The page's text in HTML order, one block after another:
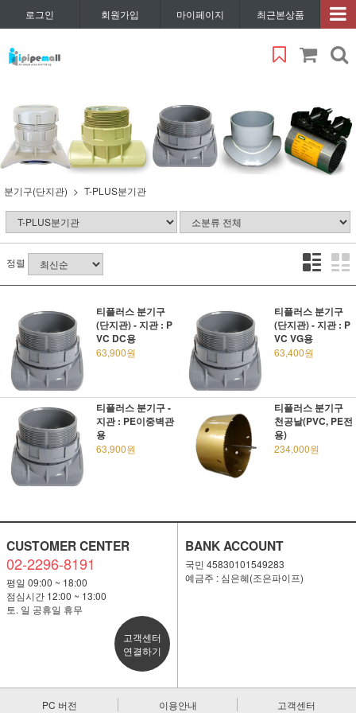
로그인 회원가입 마이페이지 최근본상품
분기구(단지관) T-PLUS분기관
정렬
티플러스 분기구
(단지관) - 지관 : P
VC DC용
63,900원
티플러스 분기구
(단지관) - 지관 : P
VC VG용
63,400원
티플러스 분기구 -
지관 : PE이중벽관
용
63,900원
티플러스 분기구
천공날(PVC, PE전
용)
234,000원
CUSTOMER CENTER
02-2296-8191
평일 09:00 ~ 18:00
점심시간 12:00 ~ 13:00
토. 일 공휴일 휴무
고객센터
연결하기
BANK ACCOUNT
국민 45830101549283
예금주 : 심은혜(조은파이프)
PC 버전 이용안내 고객센터